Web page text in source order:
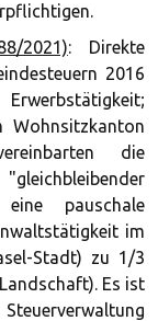
2021): Direkte
2016
Wohnsitzkanton
die
pauschale
im
Stadt) zu 1/3
Es ist